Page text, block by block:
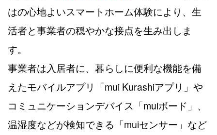
はの心地よいスマートホーム体験により、生
活者と事業者の穏やかな接点を生み出しま
す。
事業者は入居者に、暮らしに便利な機能を備
えたモバイルアプリ「mui Kurashiアプリ」や
コミュニケーションデバイス「muiボード」、
温湿度などが検知できる「muiセンサー」など